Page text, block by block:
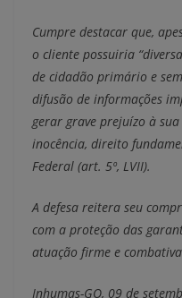
Cumpre destacar que,
o cliente possuiria
de cidadão primário e
difusão de informações
gerar grave prejuízo à
inocência, direito
Federal (art. 5º, LVII).
A defesa reitera seu
com a proteção das
atuação firme e
Inhumas-GO, 09 de